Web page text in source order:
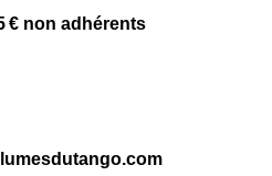
€ non adhérents